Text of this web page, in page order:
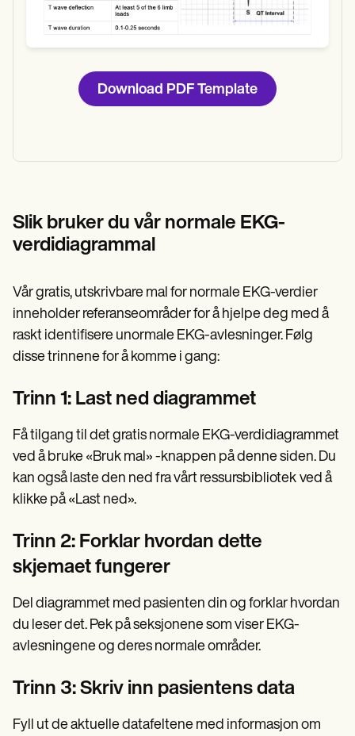
Download PDF Template
Slik bruker du vår normale EKG-
verdidiagrammal
Vår gratis, utskrivbare mal for normale EKG-verdier
inneholder referanseområder for å hjelpe deg med å
raskt identifisere unormale EKG-avlesninger. Følg
disse trinnene for å komme i gang:
Trinn 1: Last ned diagrammet
Få tilgang til det gratis normale EKG-verdidiagrammet
ved å bruke «Bruk mal» -knappen på denne siden. Du
kan også laste den ned fra vårt ressursbibliotek ved å
klikke på «Last ned».
Trinn 2: Forklar hvordan dette
skjemaet fungerer
Del diagrammet med pasienten din og forklar hvordan
du leser det. Pek på seksjonene som viser EKG-
avlesningene og deres normale områder.
Trinn 3: Skriv inn pasientens data
Fyll ut de aktuelle datafeltene med informasjon om